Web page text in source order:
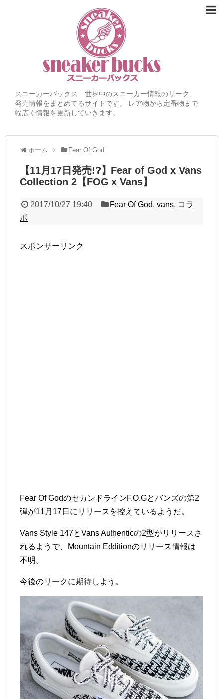
スニーカーバックス 世界中のスニーカー情報のリーク、
発売情報をまとめてるサイトです。 レア物から定番物まで
幅広く情報を更新していきます。
ホーム Fear Of God
【11月17日発売!?】Fear of God x Vans
Collection 2【FOG x Vans】
2017/10/27 19:40 Fear Of God,vans, コラ
ボ
スポンサーリンク
Fear Of GodのセカンドラインF.O.Gとバンズの第2
弾が11月17日にリリースを控えているようだ。
Vans Style 147とVans Authenticの2型がリリースさ
れるようで、Mountain Edditionのリリース情報は
不明。
今後のリークに期待しよう。